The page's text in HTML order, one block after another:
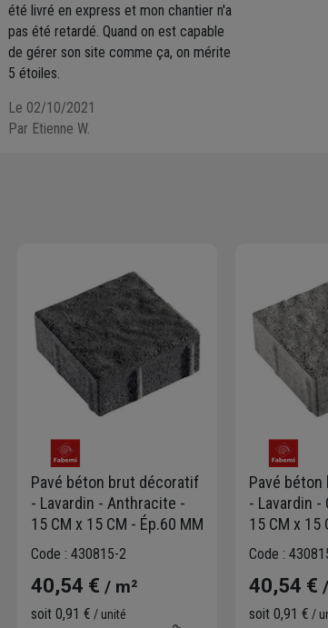
été livré en express et mon chantier n'a
pas été retardé. Quand on est capable
de gérer son site comme ça, on mérite
5 étoiles.
Le 02/10/2021
Par Etienne W.
Pavé béton brut décoratif
- Lavardin - Anthracite -
15 CM x 15 CM - Ép.60 MM
Code : 430815-2
40,54 € / m²
soit 0,91 € / unité
Pavé
- Lavardin -
15 CM x 15
Code :
40,54 €
soit0,91 € /